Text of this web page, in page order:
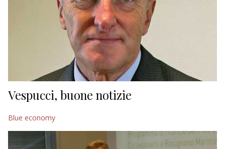
Vespucci, buone notizie
Blue economy